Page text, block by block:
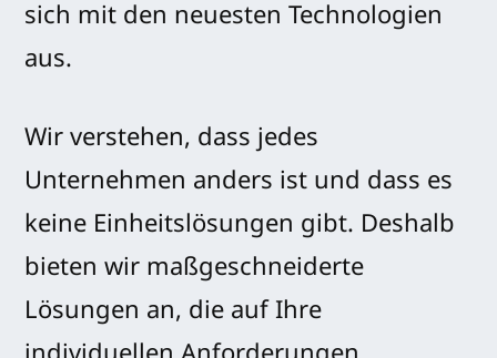
sich mit den neuesten Technologien
aus.
Wir verstehen, dass jedes
Unternehmen anders ist und dass es
keine Einheitslösungen gibt. Deshalb
bieten wir maßgeschneiderte
Lösungen an, die auf Ihre